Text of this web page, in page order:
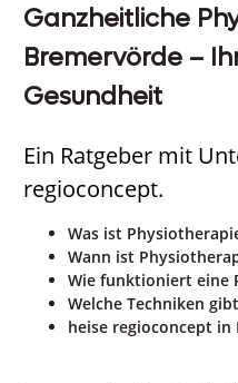
Ganzheitliche
Bremervörde –
Gesundheit
Ein Ratgeber mit
regioconcept.
Was ist
Wann ist
Wie funktioniert eine
Welche Techniken
heise regioconcept in